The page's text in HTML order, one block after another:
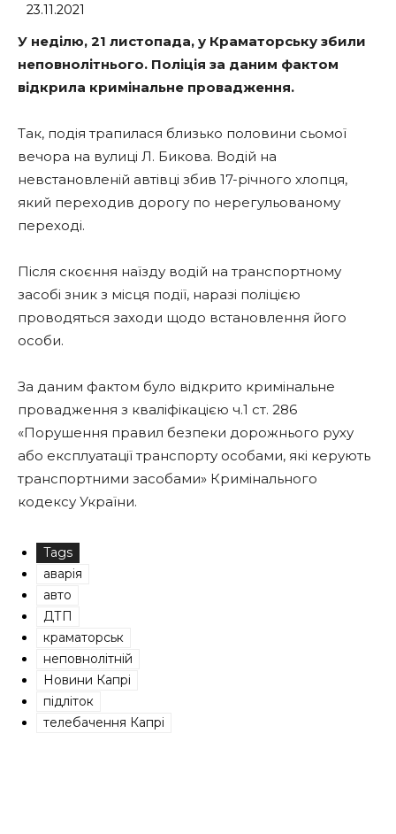
23.11.2021
У неділю, 21 листопада, у Краматорську збили
неповнолітнього. Поліція за даним фактом
відкрила кримінальне провадження.
Так, подія трапилася близько половини сьомої
вечора на вулиці Л. Бикова. Водій на
невстановленій автівці збив 17-річного хлопця,
який переходив дорогу по нерегульованому
переході.
Після скоєння наїзду водій на транспортному
засобі зник з місця події, наразі поліцією
проводяться заходи щодо встановлення його
особи.
За даним фактом було відкрито кримінальне
провадження з кваліфікацією ч.1 ст. 286
«Порушення правил безпеки дорожнього руху
або експлуатації транспорту особами, які керують
транспортними засобами» Кримінального
кодексу України.
Tags
аварія
авто
ДТП
краматорськ
неповнолітній
Новини Капрі
підліток
телебачення Капрі